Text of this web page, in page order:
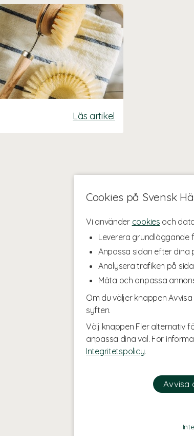
Cookies på Svensk
Vi använder cookies och
Leverera grundläggande
Anpassa sidan efter dina
Analysera trafiken på
Mäta och anpassa
Om du väljer knappen
syften.
Välj knappen Fler alternativ
anpassa dina val. För
Integritetspolicy.
Läs artikel